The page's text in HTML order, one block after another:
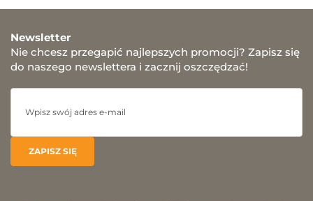
Newsletter
Nie chcesz przegapić najlepszych promocji? Zapisz się
do naszego newslettera i zacznij oszczędzać!